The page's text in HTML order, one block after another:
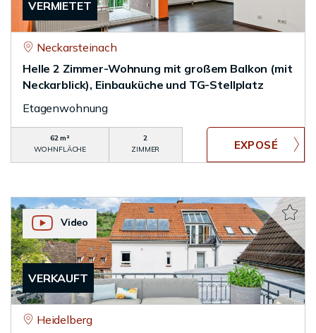
VERMIETET
Neckarsteinach
Helle 2 Zimmer-Wohnung mit großem Balkon (mit
Neckarblick), Einbauküche und TG-Stellplatz
Etagenwohnung
62 m²
WOHNFLÄCHE
2
ZIMMER
VERKAUFT
Video
Heidelberg